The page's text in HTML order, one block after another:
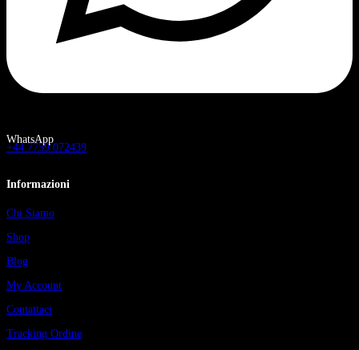
WhatsApp
+44 7759 072439
Informazioni
Chi Siamo
Shop
Blog
My Account
Contattaci
Tracking Ordine